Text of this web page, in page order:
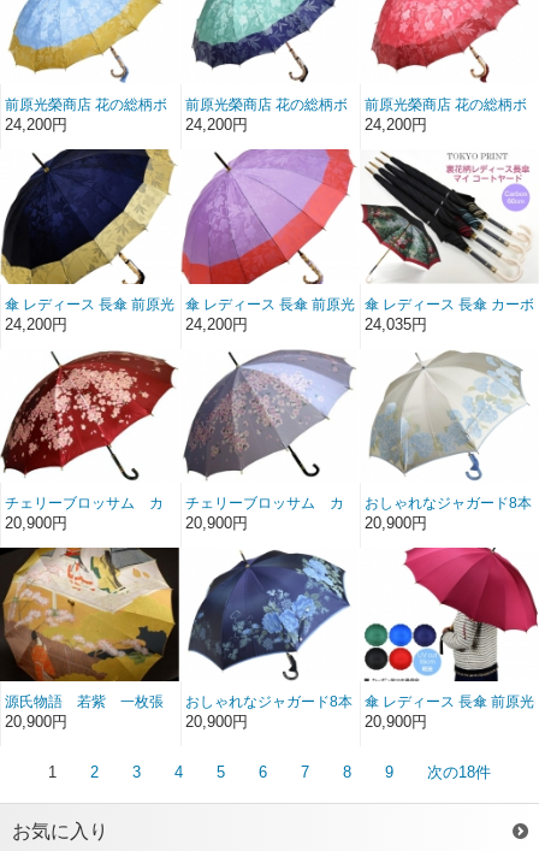
前原光榮商店 花の総柄ボ
ーダージャガード婦人用
ー)皇室御用達前原光栄商
店製
24,200円
前原光榮商店 花の総柄ボ
ーダージャガード婦人用
ン)皇室御用達前原光栄商
店製
24,200円
前原光榮商店 花の総柄ボ
ーダージャガード婦人用
御用達前原光栄商店製
24,200円
傘 レディース 長傘 前原光
榮商店 16本骨 雨傘 花の
総柄 ボーダー ジャガード
フィオーレ Fiore ネイビ
ー 前原傘 かさ 婦人用 皇
室御用達 前原光栄商店製
24,200円
傘 レディース 長傘 前原光
榮商店 16本骨 雨傘 花の
総柄 ボーダー ジャガード
フィオーレ Fiore ラベン
ダー 前原傘 かさ 婦人用
皇室御用達 前原光栄商店
製
24,200円
傘 レディース 長傘 カーボ
ン８本骨 高級 雨傘 裏花柄
マイ コートヤード My
Courtyard 親骨60cm 手開
き 東京プリント TOKYO
PRINT 日本製 おしゃれ ブ
ランド Tokyo Made 婦人
女
24,035円
チェリーブロッサム カ
ーボン16本骨雨傘（エン
20,900円
チェリーブロッサム カ
ーボン16本骨雨傘（パー
20,900円
おしゃれなジャガード8本
骨長傘 絵おり 紫陽花/アジ
甲州織 日本製雨傘 レディ
ース 女
20,900円
源氏物語 若紫 一枚張
りカーボン16本骨雨傘
20,900円
おしゃれなジャガード8本
骨長傘 絵おり 薔薇と葡萄/
傘 レディース 女
20,900円
傘 レディース 長傘 前原光
榮商店 カーボン 16本骨
骨55cm 前原傘 匠 皇室御
ド かさ 女 送料無料
20,900円
1 2 3 4 5 6 7 8 9 次の18件
お気に入り